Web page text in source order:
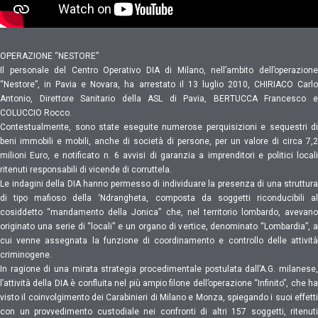
OPERAZIONE “NESTORE”
Il personale del Centro Operativo DIA di Milano, nell’ambito dell’operazione
“Nestore”, in Pavia e Novara, ha arrestato il 13 luglio 2010, CHIRIACO Carlo
Antonio, Direttore Sanitario della ASL di Pavia, BERTUCCA Francesco e
COLUCCIO Rocco.
Contestualmente, sono state eseguite numerose perquisizioni e sequestri di
beni immobili e mobili, anche di società di persone, per un valore di circa 7,2
milioni Euro, e notificato n. 6 avvisi di garanzia a imprenditori e politici locali
ritenuti responsabili di vicende di corruttela.
Le indagini della DIA hanno permesso di individuare la presenza di una struttura
di tipo mafioso della ‘Ndrangheta, composta da soggetti riconducibili al
cosiddetto “mandamento della Jonica” che, nel territorio lombardo, avevano
originato una serie di “locali” e un organo di vertice, denominato “Lombardia”, a
cui venne assegnata la funzione di coordinamento e controllo delle attività
criminogene.
In ragione di una mirata strategia procedimentale postulata dall’A.G. milanese,
l’attività della DIA è confluita nel più ampio filone dell’operazione “Infinito”, che ha
visto il coinvolgimento dei Carabinieri di Milano e Monza, spiegando i suoi effetti
con un provvedimento custodiale nei confronti di altri 157 soggetti, ritenuti